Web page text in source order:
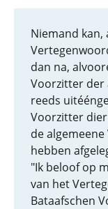
Niemand kan,
dan na,
Voorzitter der
reeds
Voorzitter
de
hebben
"Ik beloof op
van het
Bataafschen